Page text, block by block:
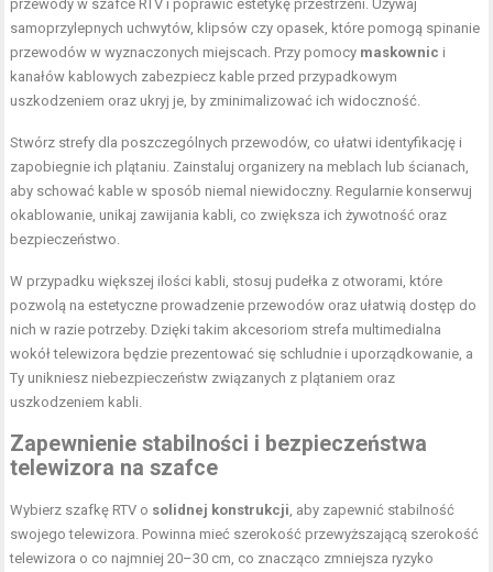
przewody w szafce RTV i poprawić estetykę przestrzeni. Używaj
samoprzylepnych uchwytów, klipsów czy opasek, które pomogą spinanie
przewodów w wyznaczonych miejscach. Przy pomocy maskownic i
kanałów kablowych zabezpiecz kable przed przypadkowym
uszkodzeniem oraz ukryj je, by zminimalizować ich widoczność.
Stwórz strefy dla poszczególnych przewodów, co ułatwi identyfikację i
zapobiegnie ich plątaniu. Zainstaluj organizery na meblach lub ścianach,
aby schować kable w sposób niemal niewidoczny. Regularnie konserwuj
okablowanie, unikaj zawijania kabli, co zwiększa ich żywotność oraz
bezpieczeństwo.
W przypadku większej ilości kabli, stosuj pudełka z otworami, które
pozwolą na estetyczne prowadzenie przewodów oraz ułatwią dostęp do
nich w razie potrzeby. Dzięki takim akcesoriom strefa multimedialna
wokół telewizora będzie prezentować się schludnie i uporządkowanie, a
Ty unikniesz niebezpieczeństw związanych z plątaniem oraz
uszkodzeniem kabli.
Zapewnienie stabilności i bezpieczeństwa
telewizora na szafce
Wybierz szafkę RTV o solidnej konstrukcji , aby zapewnić stabilność
swojego telewizora. Powinna mieć szerokość przewyższającą szerokość
telewizora o co najmniej 20–30 cm, co znacząco zmniejsza ryzyko